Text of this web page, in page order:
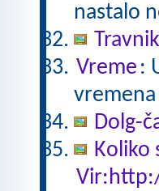
nastalo
Travnik
Vreme :
Dolg-
Koliko